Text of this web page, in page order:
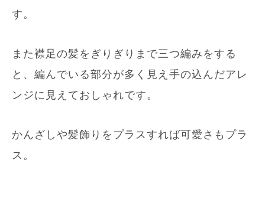
す。
また襟足の髪をぎりぎりまで三つ編みをする
と、編んでいる部分が多く見え手の込んだアレ
ンジに見えておしゃれです。
かんざしや髪飾りをプラスすれば可愛さもプラ
ス。